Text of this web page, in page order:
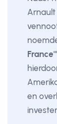
France'"
en